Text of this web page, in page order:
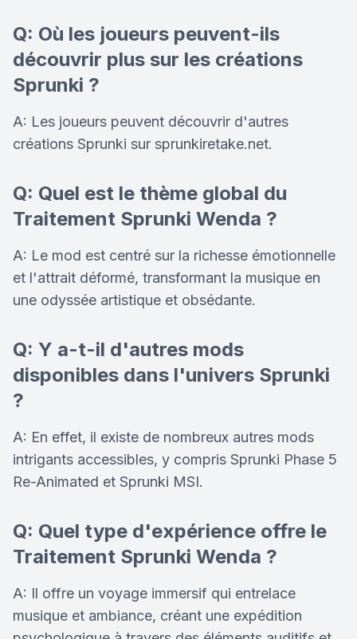
Q: Où les joueurs peuvent-ils
découvrir plus sur les créations
Sprunki ?
A: Les joueurs peuvent découvrir d'autres
créations Sprunki sur sprunkiretake.net.
Q: Quel est le thème global du
Traitement Sprunki Wenda ?
A: Le mod est centré sur la richesse émotionnelle
et l'attrait déformé, transformant la musique en
une odyssée artistique et obsédante.
Q: Y a-t-il d'autres mods
disponibles dans l'univers Sprunki
?
A: En effet, il existe de nombreux autres mods
intrigants accessibles, y compris Sprunki Phase 5
Re-Animated et Sprunki MSI.
Q: Quel type d'expérience offre le
Traitement Sprunki Wenda ?
A: Il offre un voyage immersif qui entrelace
musique et ambiance, créant une expédition